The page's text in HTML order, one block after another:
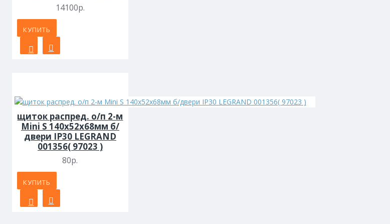
14100р.
КУПИТЬ
щиток распред. о/п 2-м
Mini S 140х52х68мм б/
двери IP30 LEGRAND
001356( 97023 )
80р.
КУПИТЬ